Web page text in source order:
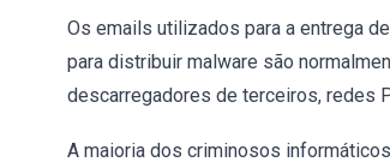
Os emails utilizados para a entrega
para distribuir malware são
descarregadores de terceiros, redes
A maioria dos criminosos